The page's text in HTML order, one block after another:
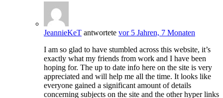
JeannieKeT antwortete vor 5 Jahren, 7 Monaten
I am so glad to have stumbled across this website, it’s
exactly what my friends from work and I have been
hoping for. The up to date info here on the site is very
appreciated and will help me all the time. It looks like
everyone gained a significant amount of details
concerning subjects on the site and the other hyper links